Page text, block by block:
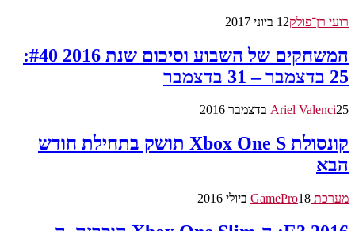
רועי רן־פולק12 ביוני 2017
המשחקים של השבוע וסיכום שנת 2016 #40:
25 בדצמבר – 31 בדצמבר
Ariel Valenci25 בדצמבר 2016
קונסולת Xbox One S תושק בתחילת חודש
הבא
מערכת GamePro 18 ביולי 2016